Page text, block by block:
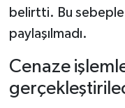
belirtti. Bu
paylaşılmadı.
Cenaze